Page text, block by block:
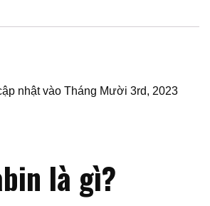
nhật vào Tháng Mười 3rd, 2023
là gì?